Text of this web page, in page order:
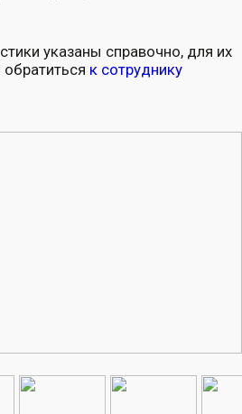
указаны справочно, для их
к сотруднику